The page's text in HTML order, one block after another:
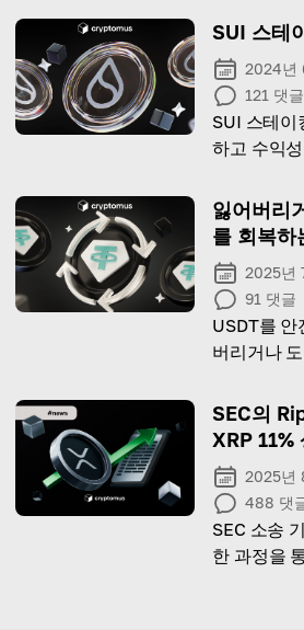
SUI 스테
2024년
121 댓글
SUI 스테이
하고 수익
잃어버리
를 회복하
2025년
91 댓글
USDT를 안
버리거나
SEC의
XRP 11%
2025년
488 댓
SEC 소송
한 과정을